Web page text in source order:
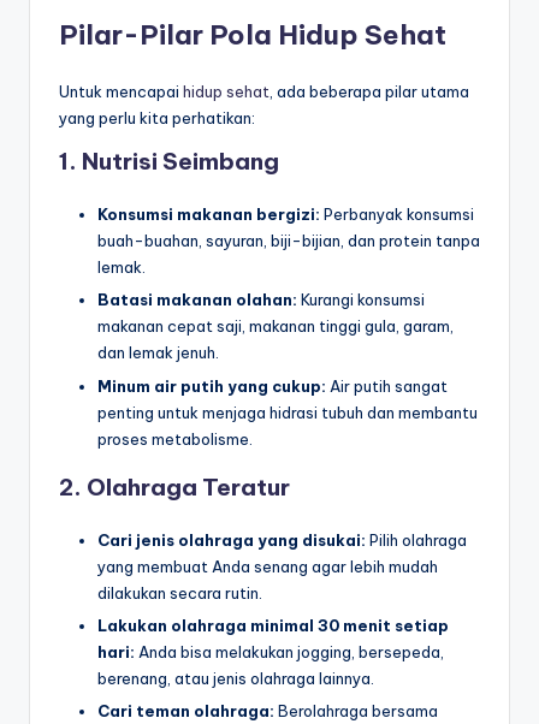
Pilar-Pilar Pola Hidup Sehat
Untuk mencapai hidup sehat, ada beberapa pilar utama
yang perlu kita perhatikan:
1. Nutrisi Seimbang
Konsumsi makanan bergizi: Perbanyak konsumsi
buah-buahan, sayuran, biji-bijian, dan protein tanpa
lemak.
Batasi makanan olahan: Kurangi konsumsi
makanan cepat saji, makanan tinggi gula, garam,
dan lemak jenuh.
Minum air putih yang cukup: Air putih sangat
penting untuk menjaga hidrasi tubuh dan membantu
proses metabolisme.
2. Olahraga Teratur
Cari jenis olahraga yang disukai: Pilih olahraga
yang membuat Anda senang agar lebih mudah
dilakukan secara rutin.
Lakukan olahraga minimal 30 menit setiap
hari: Anda bisa melakukan jogging, bersepeda,
berenang, atau jenis olahraga lainnya.
Cari teman olahraga: Berolahraga bersama